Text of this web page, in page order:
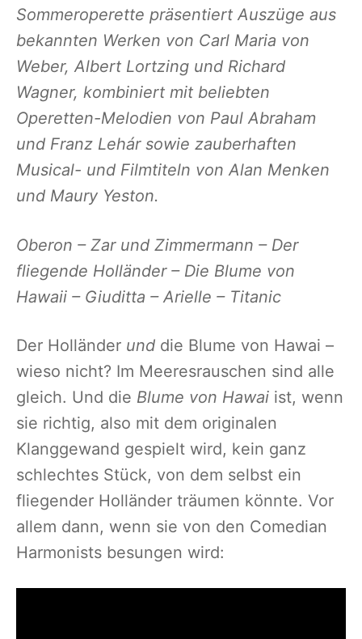
Sommeroperette präsentiert Auszüge aus
bekannten Werken von Carl Maria von
Weber, Albert Lortzing und Richard
Wagner, kombiniert mit beliebten
Operetten-Melodien von Paul Abraham
und Franz Lehár sowie zauberhaften
Musical- und Filmtiteln von Alan Menken
und Maury Yeston.
Oberon – Zar und Zimmermann – Der
fliegende Holländer – Die Blume von
Hawaii – Giuditta – Arielle – Titanic
Der Holländer und die Blume von Hawai –
wieso nicht? Im Meeresrauschen sind alle
gleich. Und die Blume von Hawai ist, wenn
sie richtig, also mit dem originalen
Klanggewand gespielt wird, kein ganz
schlechtes Stück, von dem selbst ein
fliegender Holländer träumen könnte. Vor
allem dann, wenn sie von den Comedian
Harmonists besungen wird: